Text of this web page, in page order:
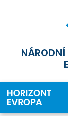
NÁRODNÍ